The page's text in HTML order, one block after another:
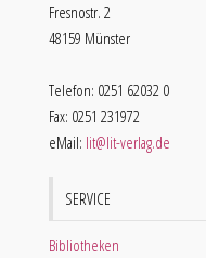
Fresnostr. 2
48159 Münster
Telefon: 0251 62032 0
Fax: 0251 231972
eMail: lit@lit-verlag.de
SERVICE
Bibliotheken